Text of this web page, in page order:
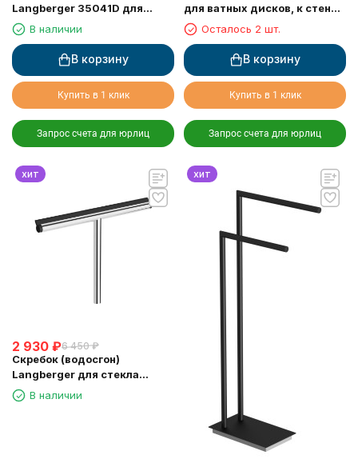
Langberger 35041D для
туалетной бумаги с
прорезиненной полкой хром
В наличии
В корзину
Купить в 1 клик
Запрос счета для юрлиц
для ватных дисков, к стене,
хромОсталось 2 шт.
В корзину
Купить в 1 клик
Запрос счета для юрлиц
хит
2 930 ₽6 450 ₽
Скребок (водосгон)
Langberger для стекла
зеркала хром (74183)
В наличии
хит